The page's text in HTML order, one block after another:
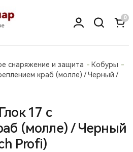
0
снаряжение и защита
Кобуры
краб (молле) / Черный /
17 с
(молле) / Черный
Profi)